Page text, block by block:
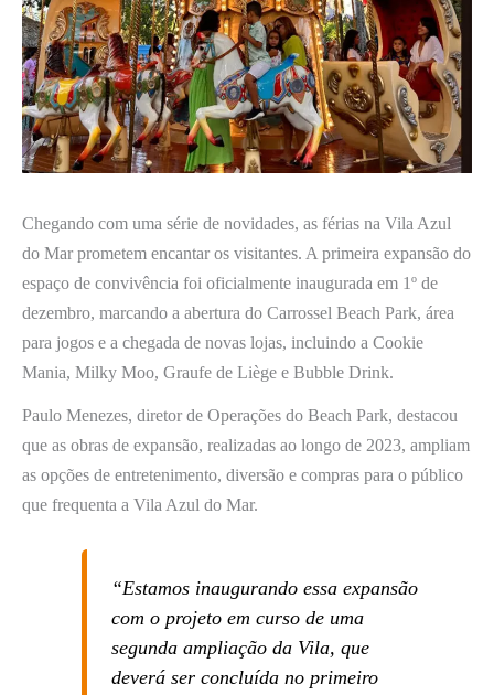
Chegando com uma série de novidades, as férias na Vila Azul
do Mar prometem encantar os visitantes. A primeira expansão do
espaço de convivência foi oficialmente inaugurada em 1º de
dezembro, marcando a abertura do Carrossel Beach Park, área
para jogos e a chegada de novas lojas, incluindo a Cookie
Mania, Milky Moo, Graufe de Liège e Bubble Drink.
Paulo Menezes, diretor de Operações do Beach Park, destacou
que as obras de expansão, realizadas ao longo de 2023, ampliam
as opções de entretenimento, diversão e compras para o público
que frequenta a Vila Azul do Mar.
“Estamos inaugurando essa expansão
com o projeto em curso de uma
segunda ampliação da Vila, que
deverá ser concluída no primeiro